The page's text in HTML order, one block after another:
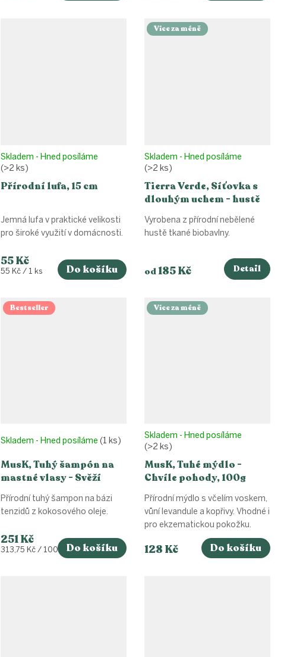
Přírodní lufa, 15 cm
Skladem - Hned posíláme
(>2 ks)
55 Kč
Měrná
55 Kč / 1 ks Do košíku
Jemná lufa v praktické velikosti
pro široké využití v domácnosti.
Více za méně
Tierra Verde, Síťovka s
dlouhým uchem - hustě
Skladem - Hned posíláme
(>2 ks)
od185 Kč Detail
Vyrobena z přírodní nebělené
hustě tkané biobavlny.
Bestseller
MusK, Tuhý šampón na
mastné vlasy - Svěží
Skladem - Hned posíláme (1 ks)
251 Kč
Měrná
313,75 Kč / 100 g Do košíku
Přírodní tuhý šampon na bázi
tenzidů z kokosového oleje.
Více za méně
MusK, Tuhé mýdlo -
Chvíle pohody, 100g
Skladem - Hned posíláme
(>2 ks)
128 Kč Do košíku
Přírodní mýdlo s včelím voskem,
vůní levandule a kopřivy. Vhodné i
pro ekzematickou pokožku.